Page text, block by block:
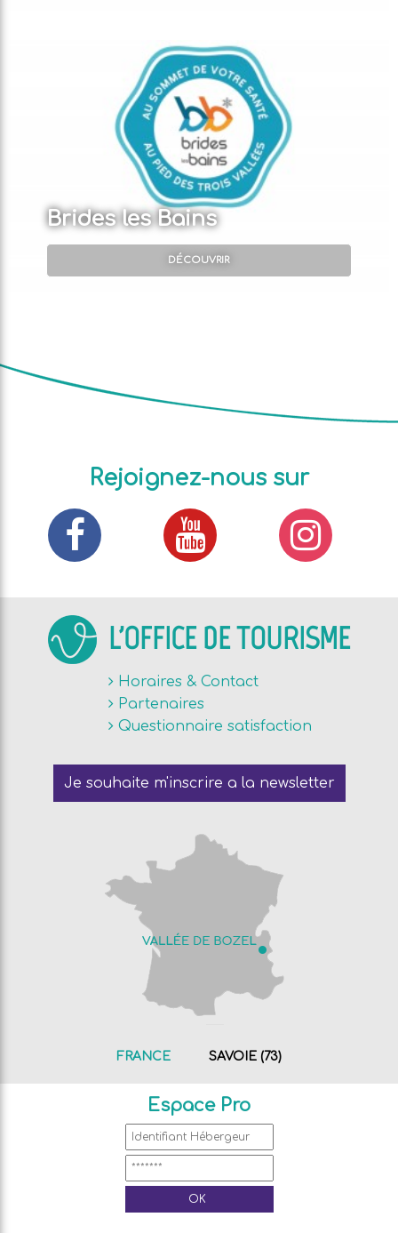
Brides les Bains
Rejoignez-nous sur
L'OFFICE DE TOURISME
Horaires & Contact
Partenaires
Questionnaire satisfaction
Je souhaite m'inscrire a la newsletter
FRANCE SAVOIE (73)
Espace Pro